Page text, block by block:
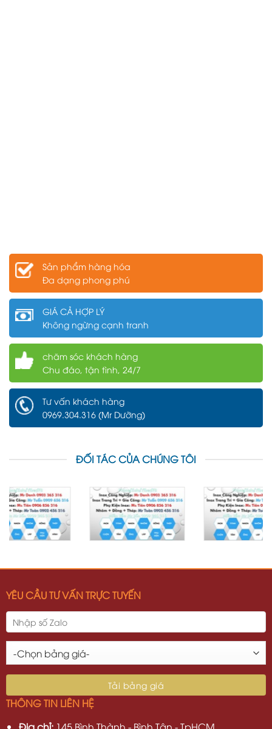
Sản phẩm hàng hóa
Đa dạng phong phú
GIÁ CẢ HỢP LÝ
Không ngừng cạnh tranh
chăm sóc khách hàng
Chu đáo, tận tình, 24/7
Tư vấn khách hàng
0969.304.316 (Mr Dưỡng)
ĐỐI TÁC CỦA CHÚNG TÔI
YÊU CẦU TƯ VẤN TRỰC TUYẾN
THÔNG TIN LIÊN HỆ